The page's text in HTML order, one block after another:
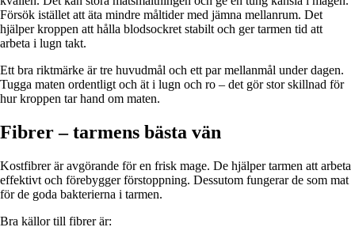
Försök istället att äta mindre måltider med jämna mellanrum. Det
hjälper kroppen att hålla blodsockret stabilt och ger tarmen tid att
arbeta i lugn takt.
Ett bra riktmärke är tre huvudmål och ett par mellanmål under dagen.
Tugga maten ordentligt och ät i lugn och ro – det gör stor skillnad för
hur kroppen tar hand om maten.
Fibrer – tarmens bästa vän
Kostfibrer är avgörande för en frisk mage. De hjälper tarmen att arbeta
effektivt och förebygger förstoppning. Dessutom fungerar de som mat
för de goda bakterierna i tarmen.
Bra källor till fibrer är: